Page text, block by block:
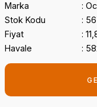
Marka
Stok Kodu
Fiyat
Havale